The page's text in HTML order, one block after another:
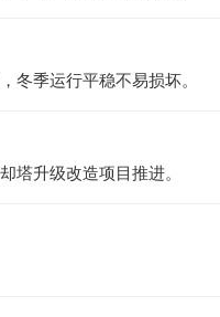
冬季运行平稳不易损坏。
塔升级改造项目推进。